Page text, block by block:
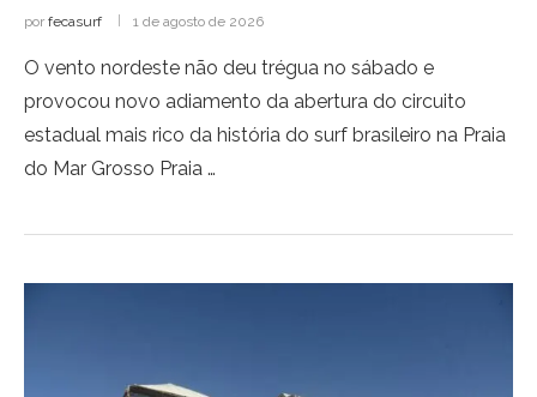
por fecasurf 1 de agosto de 2026
O vento nordeste não deu trégua no sábado e
provocou novo adiamento da abertura do circuito
estadual mais rico da história do surf brasileiro na Praia
do Mar Grosso Praia …